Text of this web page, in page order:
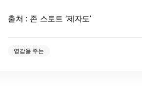
출처 : 존 스토트 ‘제자도’
영감을 주는